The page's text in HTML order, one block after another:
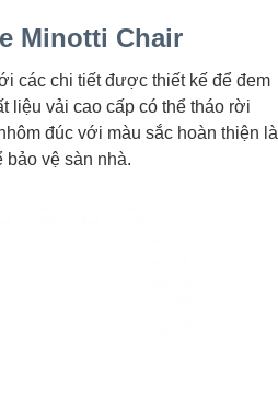
Minotti Chair
các chi tiết được thiết kế để đem
liệu vải cao cấp có thể tháo rời
đúc với màu sắc hoàn thiện là
bảo vệ sàn nhà.